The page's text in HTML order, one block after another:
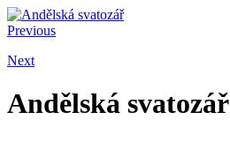
Previous
Next
Andělská svatozář